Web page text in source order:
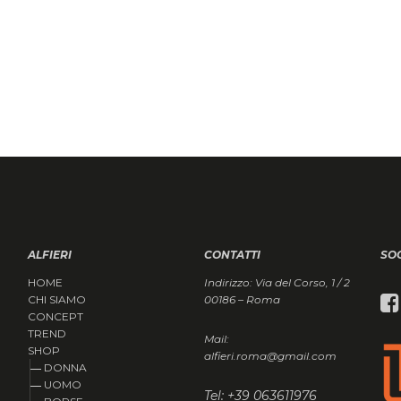
ALFIERI
HOME
CHI SIAMO
CONCEPT
TREND
SHOP
DONNA
UOMO
CONTATTI
Indirizzo: Via del Corso, 1 / 2
00186 – Roma
Mail:
alfieri.roma@gmail.com
Tel: +39 063611976